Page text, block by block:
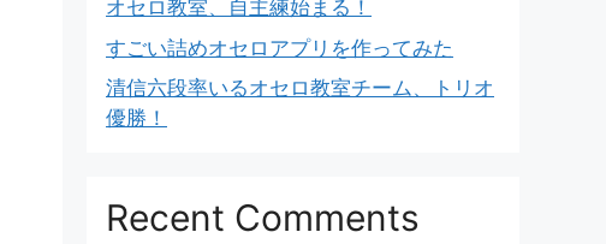
オセロ教室、自主練始まる！
すごい詰めオセロアプリを作ってみた
清信六段率いるオセロ教室チーム、トリオ
優勝！
Recent Comments